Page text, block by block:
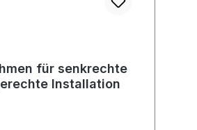
für senkrechte
Installation